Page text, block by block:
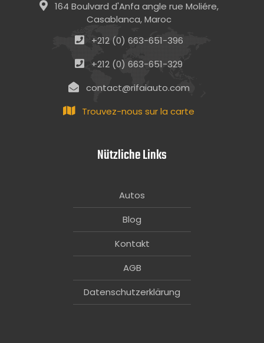
164 Boulvard d'Anfa angle rue Moliére,
Casablanca, Maroc
+212 (0) 663-651-396
+212 (0) 663-651-329
contact@rifaiauto.com
Trouvez-nous sur la carte
Nützliche Links
Autos
Blog
Kontakt
AGB
Datenschutzerklärung